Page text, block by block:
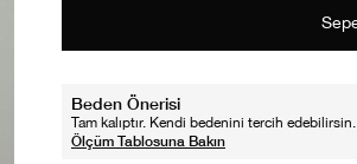
Beden Önerisi
Tam kalıptır. Kendi bedenini tercih edebilirsin.